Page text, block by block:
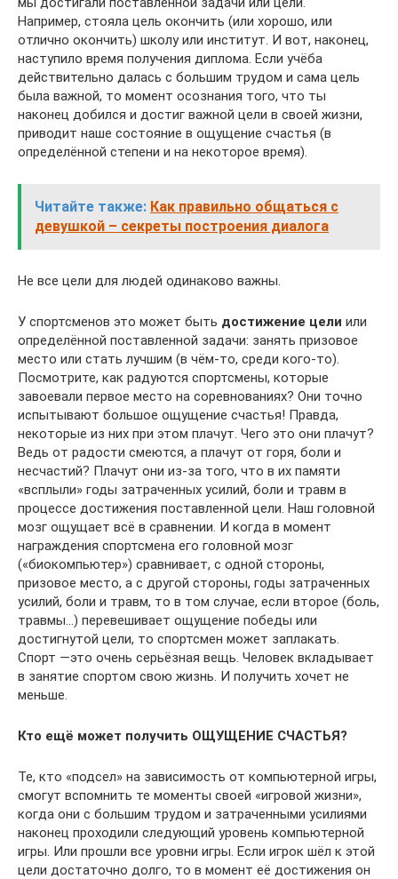
Например, стояла цель окончить (или хорошо, или
отлично окончить) школу или институт. И вот, наконец,
наступило время получения диплома. Если учёба
действительно далась с большим трудом и сама цель
была важной, то момент осознания того, что ты
наконец добился и достиг важной цели в своей жизни,
приводит наше состояние в ощущение счастья (в
определённой степени и на некоторое время).
Читайте также: Как правильно общаться с
девушкой – секреты построения диалога
Не все цели для людей одинаково важны.
У спортсменов это может быть достижение цели или
определённой поставленной задачи: занять призовое
место или стать лучшим (в чём-то, среди кого-то).
Посмотрите, как радуются спортсмены, которые
завоевали первое место на соревнованиях? Они точно
испытывают большое ощущение счастья! Правда,
некоторые из них при этом плачут. Чего это они плачут?
Ведь от радости смеются, а плачут от горя, боли и
несчастий? Плачут они из-за того, что в их памяти
«всплыли» годы затраченных усилий, боли и травм в
процессе достижения поставленной цели. Наш головной
мозг ощущает всё в сравнении. И когда в момент
награждения спортсмена его головной мозг
(«биокомпьютер») сравнивает, с одной стороны,
призовое место, а с другой стороны, годы затраченных
усилий, боли и травм, то в том случае, если второе (боль,
травмы…) перевешивает ощущение победы или
достигнутой цели, то спортсмен может заплакать.
Спорт —это очень серьёзная вещь. Человек вкладывает
в занятие спортом свою жизнь. И получить хочет не
меньше.
Кто ещё может получить ОЩУЩЕНИЕ СЧАСТЬЯ?
Те, кто «подсел» на зависимость от компьютерной игры,
смогут вспомнить те моменты своей «игровой жизни»,
когда они с большим трудом и затраченными усилиями
наконец проходили следующий уровень компьютерной
игры. Или прошли все уровни игры. Если игрок шёл к этой
цели достаточно долго, то в момент её достижения он